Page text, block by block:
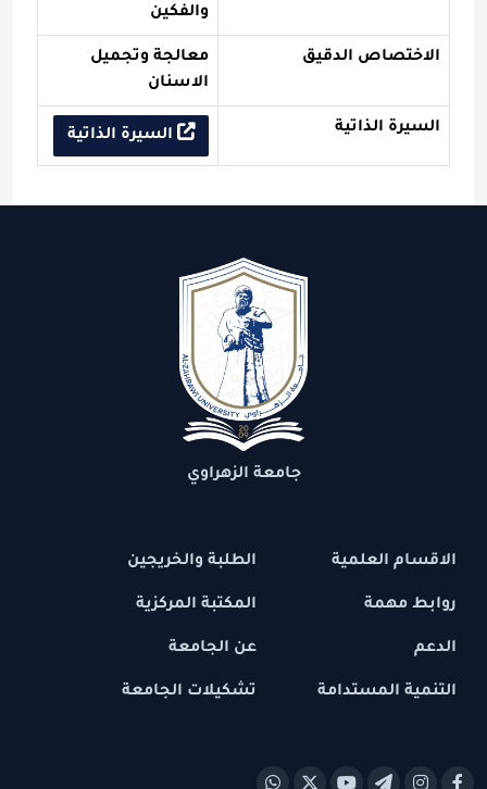
والفكين
الاختصاص الدقيق
معالجة وتجميل
الاسنان
السيرة الذاتية السيرة الذاتية
جامعة الزهراوي
الاقسام العلمية
روابط مهمة
الدعم
التنمية المستدامة
الطلبة والخريجين
المكتبة المركزية
عن الجامعة
تشكيلات الجامعة